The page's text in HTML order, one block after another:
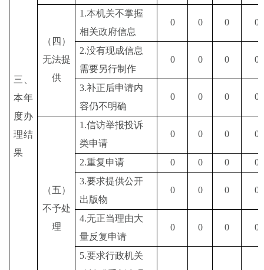
三、
本年
度办
理结
果
（四）
无法提
供
1.本机关不掌握
相关政府信息
0 0 0 0
2.没有现成信息
需要另行制作
0 0 0 0
3.补正后申请内
容仍不明确
0 0 0 0
（五）
不予处
理
1.信访举报投诉
类申请
0 0 0 0
2.重复申请 0 0 0
0
3.要求提供公开
出版物
0 0 0 0
4.无正当理由大
量反复申请
0 0 0 0
5.要求行政机关